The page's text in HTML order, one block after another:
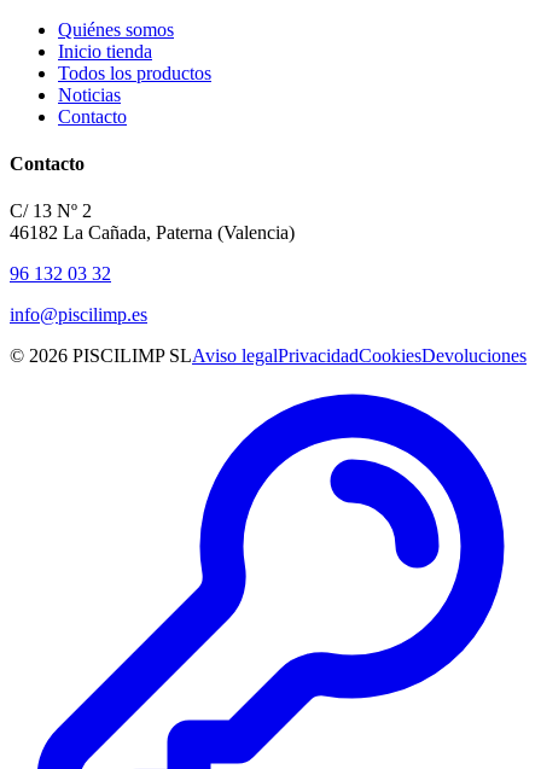
Quiénes somos
Inicio tienda
Todos los productos
Noticias
Contacto
Contacto
C/ 13 Nº 2
46182 La Cañada, Paterna (Valencia)
96 132 03 32
info@piscilimp.es
© 2026 PISCILIMP SLAviso legalPrivacidadCookiesDevoluciones